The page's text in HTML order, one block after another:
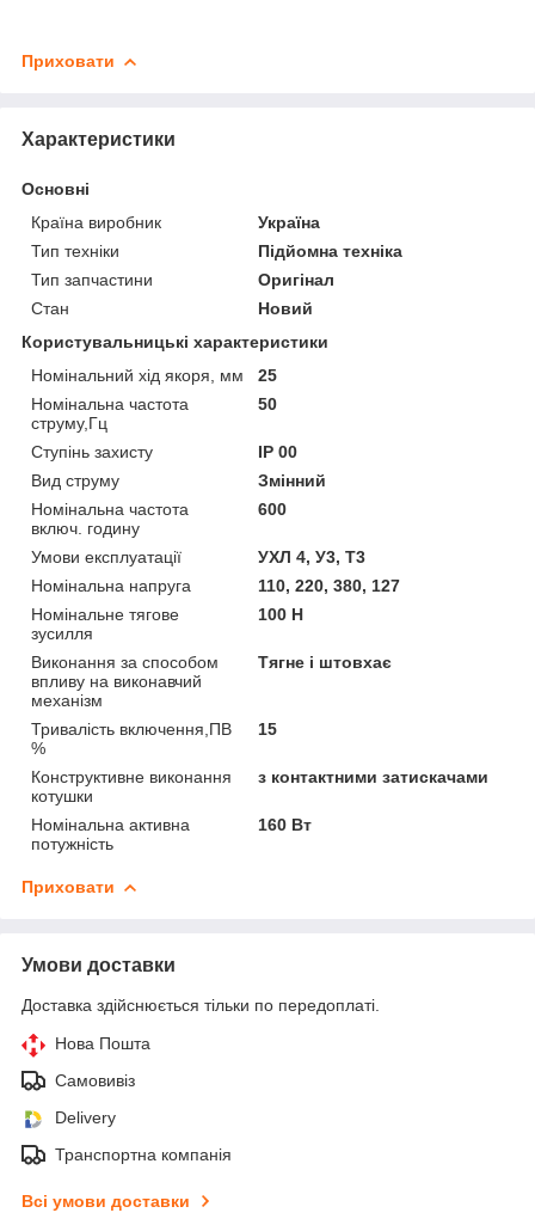
Приховати
Характеристики
Основні
Країна виробник
Україна
Тип техніки
Підйомна техніка
Тип запчастини
Оригінал
Стан
Новий
Користувальницькі характеристики
Номінальний хід якоря, мм
25
Номінальна частота
струму,Гц
50
Ступінь захисту
IP 00
Вид струму
Змінний
Номінальна частота
включ. годину
600
Умови експлуатації
УХЛ 4, У3, Т3
Номінальна напруга
110, 220, 380, 127
Номінальне тягове
зусилля
100 Н
Виконання за способом
впливу на виконавчий
механізм
Тягне і штовхає
Тривалість включення,ПВ
%
15
Конструктивне виконання
котушки
з контактними затискачами
Номінальна активна
потужність
160 Вт
Приховати
Умови доставки
Доставка здійснюється тільки по передоплаті.
Нова Пошта
Самовивіз
Delivery
Транспортна компанія
Всі умови доставки